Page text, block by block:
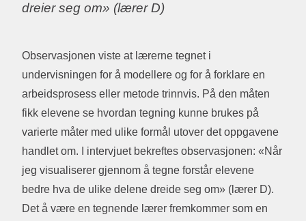
dreier seg om» (lærer D)
Observasjonen viste at lærerne tegnet i
undervisningen for å modellere og for å forklare en
arbeidsprosess eller metode trinnvis. På den måten
fikk elevene se hvordan tegning kunne brukes på
varierte måter med ulike formål utover det oppgavene
handlet om. I intervjuet bekreftes observasjonen: «Når
jeg visualiserer gjennom å tegne forstår elevene
bedre hva de ulike delene dreide seg om» (lærer D).
Det å være en tegnende lærer fremkommer som en